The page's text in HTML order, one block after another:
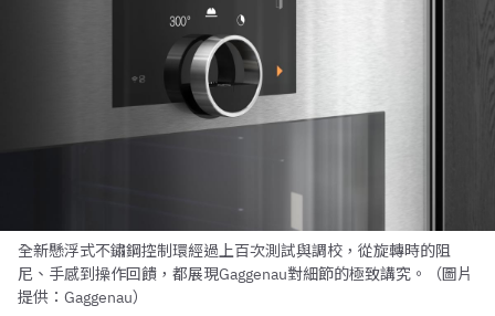
全新懸浮式不鏽鋼控制環經過上百次測試與調校，從旋轉時的阻
尼、手感到操作回饋，都展現Gaggenau對細節的極致講究。（圖片
提供：Gaggenau）